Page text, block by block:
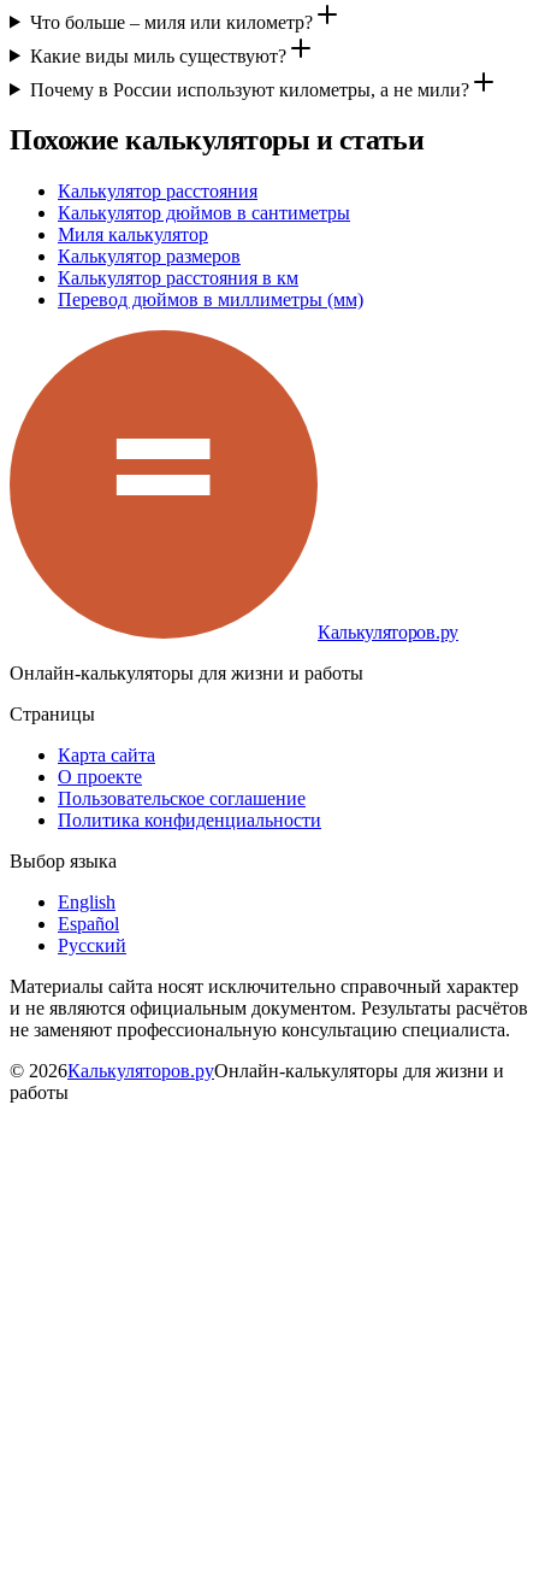
Что больше – миля или километр?
Какие виды миль существуют?
Почему в России используют километры, а не мили?
Похожие калькуляторы и статьи
Калькулятор расстояния
Калькулятор дюймов в сантиметры
Миля калькулятор
Калькулятор размеров
Калькулятор расстояния в км
Перевод дюймов в миллиметры (мм)
Калькуляторов.ру
Онлайн-калькуляторы для жизни и работы
Страницы
Карта сайта
О проекте
Пользовательское соглашение
Политика конфиденциальности
Выбор языка
English
Español
Русский
Материалы сайта носят исключительно справочный характер
и не являются официальным документом. Результаты расчётов
не заменяют профессиональную консультацию специалиста.
© 2026Калькуляторов.руОнлайн-калькуляторы для жизни и
работы